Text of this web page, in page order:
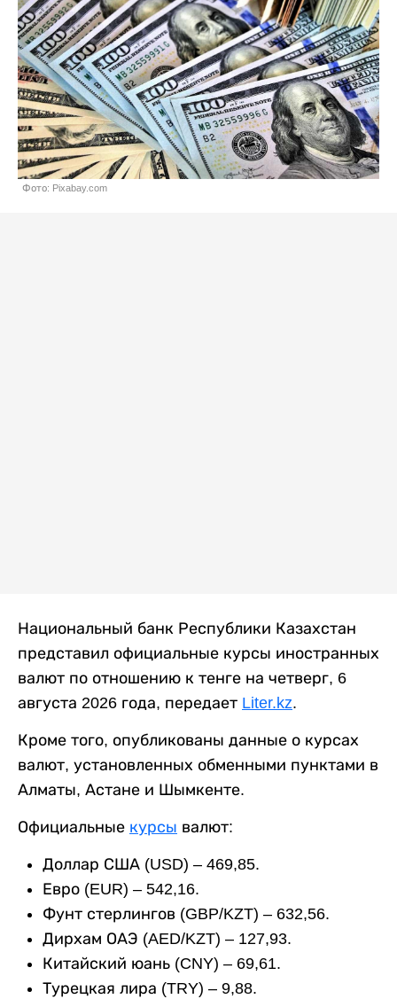
Фото: Pixabay.com
Национальный банк Республики Казахстан
представил официальные курсы иностранных
валют по отношению к тенге на четверг, 6
августа 2026 года, передает Liter.kz.
Кроме того, опубликованы данные о курсах
валют, установленных обменными пунктами в
Алматы, Астане и Шымкенте.
Официальные курсы валют:
Доллар США (USD) – 469,85.
Евро (EUR) – 542,16.
Фунт стерлингов (GBP/KZT) – 632,56.
Дирхам ОАЭ (AED/KZT) – 127,93.
Китайский юань (CNY) – 69,61.
Турецкая лира (TRY) – 9,88.